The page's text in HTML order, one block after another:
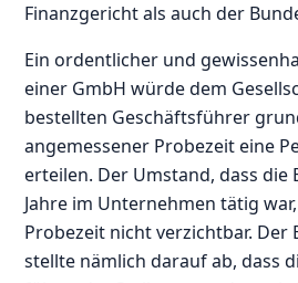
Finanzgericht als auch der
Ein ordentlicher und
einer GmbH würde dem
bestellten Geschäftsführer
angemessener Probezeit eine
erteilen. Der Umstand, dass die
Jahre im Unternehmen tätig
Probezeit nicht verzichtbar. Der
stellte nämlich darauf ab, dass